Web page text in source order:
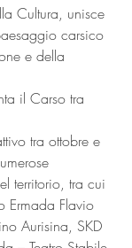
Cultura, unisce
carsico
e della
il Carso tra
tra ottobre e
territorio, tra cui
Ermada Flavio
Aurisina, SKD